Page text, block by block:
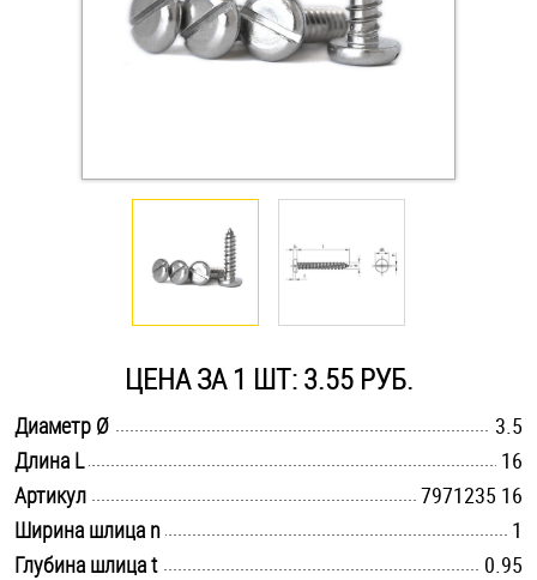
Крюки, кольца с шурупной резьбой
Саморезы и шурупы
Такелаж
Хомуты
Шайбы
ЦЕНА ЗА 1 ШТ: 3.55 РУБ.
Диаметр Ø
3.5
Длина L
16
Артикул
7971235 16
Ширина шлица n
1
Глубина шлица t
0.95